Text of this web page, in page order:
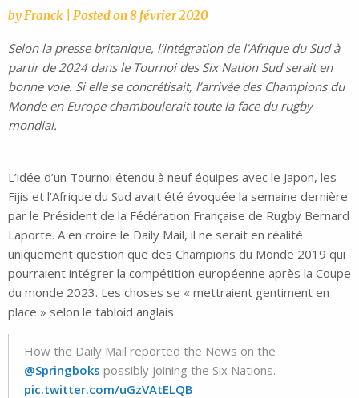
byFranck Posted on8 février 2020
Selon la presse britanique, l’intégration de l’Afrique du Sudà
partir de 2024 dans le Tournoi des Six Nation Sud serait en
bonne voie. Si elle se concrétisait, l’arrivée des Champions du
Monde en Europe chamboulerait toute la face du rugby
mondial.
L’idée d’un Tournoi étendu à neuf équipes avec le Japon, les
Fijis et l’Afrique du Sud avait été évoquée la semaine dernière
par le Président de la Fédération Française de Rugby Bernard
Laporte. A en croire le Daily Mail, il ne serait en réalité
uniquement question que des Champions du Monde 2019 qui
pourraient intégrer la compétition européenne après la Coupe
du monde 2023. Les choses se « mettraient gentiment en
place » selon le tabloid anglais.
How the Daily Mail reported the News on the
@Springboks possibly joining the Six Nations.
pic.twitter.com/uGzVAtELQB